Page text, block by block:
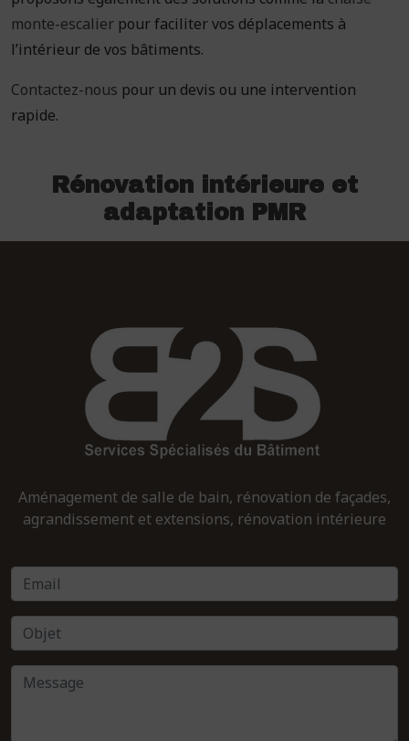
monte-escalier pour faciliter vos déplacements à
l’intérieur de vos bâtiments.
Contactez-nous pour un devis ou une intervention
rapide.
Rénovation intérieure et
adaptation PMR
Aménagement de salle de bain, rénovation de façades,
agrandissement et extensions, rénovation intérieure